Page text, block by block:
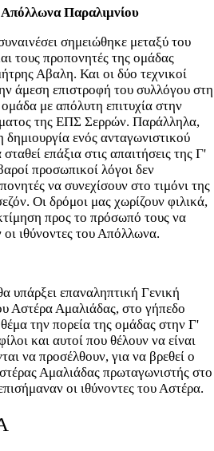
Παραλιμνίου
σημειώθηκε μεταξύ του
τους προπονητές της ομάδας
Αβαλη. Και οι δύο τεχνικοί
άμεση επιστροφή του συλλόγου στη
με απόλυτη επιτυχία στην
της ΕΠΣ Σερρών. Παράλληλα,
δημιουργία ενός ανταγωνιστικού
επάξια στις απαιτήσεις της Γ'
προσωπικοί λόγοι δεν
να συνεχίσουν στο τιμόνι της
Οι δρόμοι μας χωρίζουν φιλικά,
προς το πρόσωπό τους να
οι ιθύνοντες του Απόλλωνα.
υπάρξει επαναληπτική Γενική
Αστέρα Αμαλιάδας, στο γήπεδο
την πορεία της ομάδας στην Γ'
και αυτοί που θέλουν να είναι
να προσέλθουν, για να βρεθεί ο
Αμαλιάδας πρωταγωνιστής στο
οι ιθύνοντες του Αστέρα.